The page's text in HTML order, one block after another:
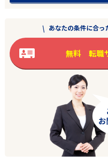
あなたの条件に合っ
無料 転職